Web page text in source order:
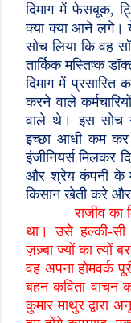
दिमाग में फेसबूक,
क्या क्या आने
सोच लिया कि वह
तार्किक मस्तिष्क
दिमाग में प्रसारित
करने वाले
वाले थे। इस सोच
इच्छा आधी कम कर
इंजीनियर्स मिलकर
और श्रेय कंपनी के
किसान खेती करे और
राजीव का
था। उसे हल्की-
ज़ज़्बा ज्यों का त्यों
वह अपना होमवर्क
बहन कविता वाचन
कुमार माथुर द्वारा